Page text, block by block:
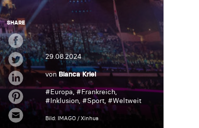
SHARE
29.08.2024
von Bianca Kriel
#Europa, #Frankreich,
#Inklusion, #Sport, #Weltweit
Bild: IMAGO / Xinhua